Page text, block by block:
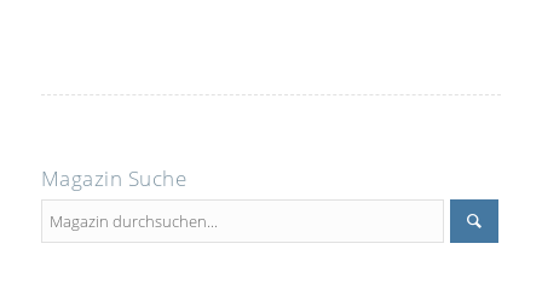
Magazin Suche